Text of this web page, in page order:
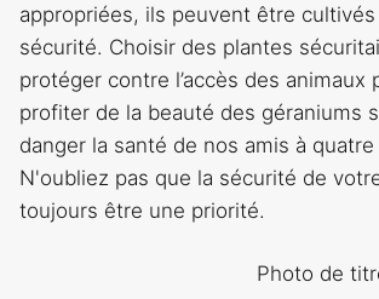
appropriées, ils peuvent être
sécurité. Choisir des plantes
protéger contre l’accès des animaux
profiter de la beauté des géraniums
danger la santé de nos amis à
N'oubliez pas que la sécurité de
toujours être une priorité.
Photo de